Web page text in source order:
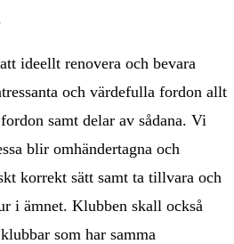
ideellt renovera och bevara
och värdefulla fordon allt
samt delar av sådana. Vi
blir omhändertagna och
korrekt sätt samt ta tillvara och
i ämnet. Klubben skall också
som har samma